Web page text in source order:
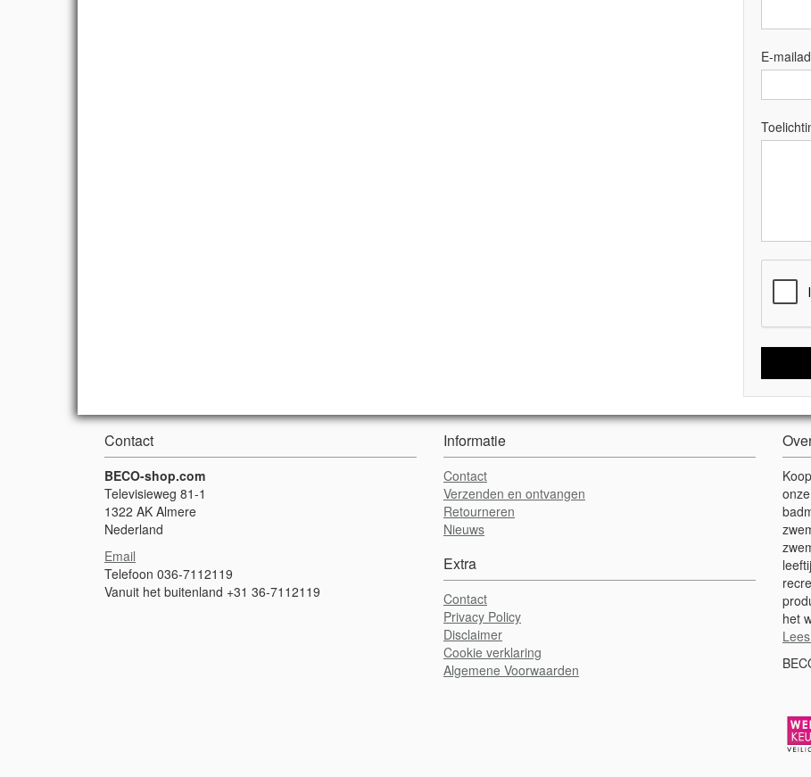
E-
Contact
BECO-shop.com
Televisieweg 81-1
1322 AK Almere
Nederland
Email
Telefoon 036-7112119
Vanuit het buitenland +31 36-7112119
Informatie
Contact
Verzenden en ontvangen
Retourneren
Nieuws
Extra
Contact
Privacy Policy
Disclaimer
Cookie verklaring
Algemene Voorwaarden
het